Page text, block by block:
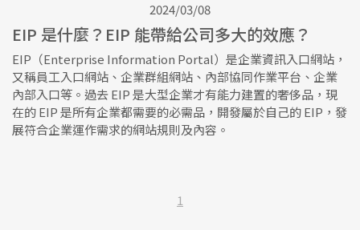
2024/03/08
EIP 是什麼？EIP 能帶給公司多大的效應？
EIP（Enterprise Information Portal）是企業資訊入口網站，
又稱員工入口網站、企業群組網站、內部協同作業平台、企業
內部入口等。過去 EIP 是大型企業才有能力建置的奢侈品，現
在的 EIP 是所有企業都需要的必需品，開發屬於自己的 EIP，發
展符合企業運作需求的網站規則及內容。
1